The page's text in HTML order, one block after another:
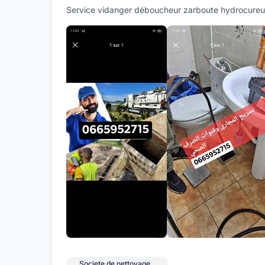
Service vidanger déboucheur zarboute